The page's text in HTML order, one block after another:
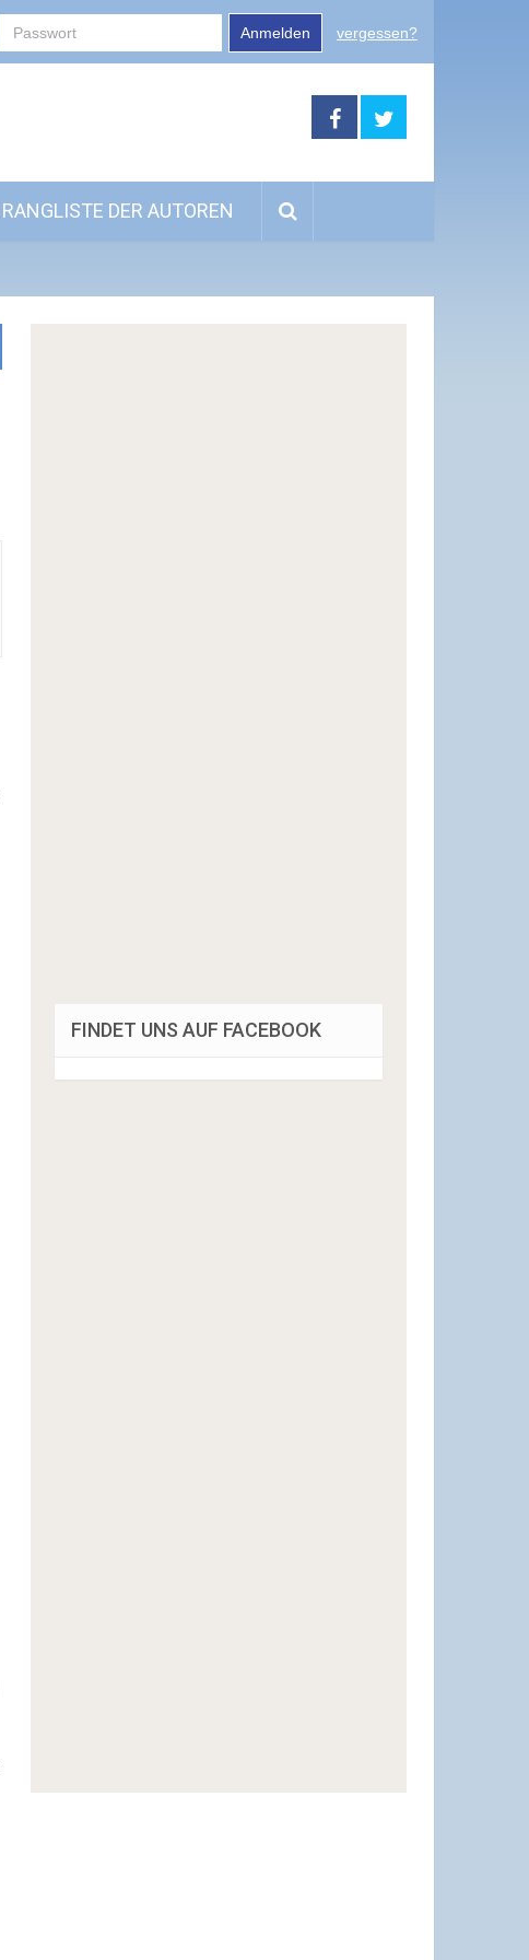
Anmelden vergessen?
RANGLISTE DER AUTOREN
FINDET UNS AUF FACEBOOK